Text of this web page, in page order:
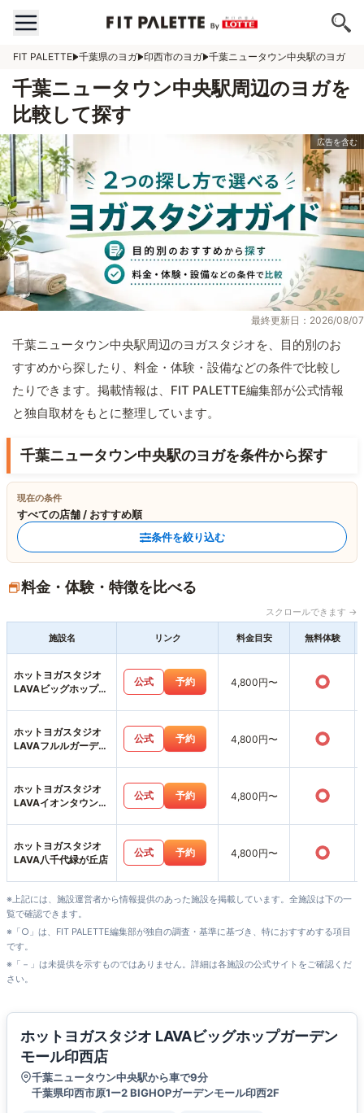
FIT PALETTE 千葉県のヨガ 印西市のヨガ 千葉ニュータウン中央駅のヨガ
千葉ニュータウン中央駅周辺のヨガを
比較して探す
最終更新日：2026/08/07
千葉ニュータウン中央駅周辺のヨガスタジオを、目的別のお
すすめから探したり、料金・体験・設備などの条件で比較し
たりできます。掲載情報は、FIT PALETTE編集部が公式情報
と独自取材をもとに整理しています。
千葉ニュータウン中央駅のヨガを条件から探す
現在の条件
すべての店舗 / おすすめ順
条件を絞り込む
料金・体験・特徴を比べる
スクロールできます →
施設名 リンク 料金目安 無料体験
ホットヨガスタジオ
LAVAビッグホップガ
公式 予約 4,800円〜 ○
ホットヨガスタジオ
LAVAフルルガーデン
公式 予約 4,800円〜 ○
ホットヨガスタジオ
LAVAイオンタウンユ
公式 予約 4,800円〜 ○
ホットヨガスタジオ
LAVA八千代緑が丘店
公式 予約 4,800円〜 ○
※上記には、施設運営者から情報提供のあった施設を掲載しています。全施設は下の一
覧で確認できます。
※「○」は、FIT PALETTE編集部が独自の調査・基準に基づき、特におすすめする項目
です。
※「－」は未提供を示すものではありません。詳細は各施設の公式サイトをご確認くだ
さい。
ホットヨガスタジオ LAVAビッグホップガーデン
モール印西店
千葉ニュータウン中央駅から車で9分
千葉県印西市原1ー2 BIGHOPガーデンモール印西2F